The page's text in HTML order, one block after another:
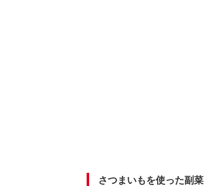
さつまいもを使った副菜